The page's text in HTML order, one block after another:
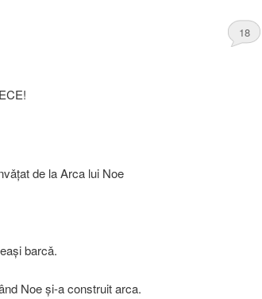
18
de la Arca lui Noe
barcǎ.
Noe şi-a construit arca.